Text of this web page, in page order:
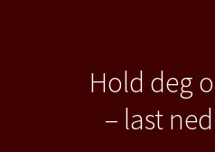
Hold deg
– last